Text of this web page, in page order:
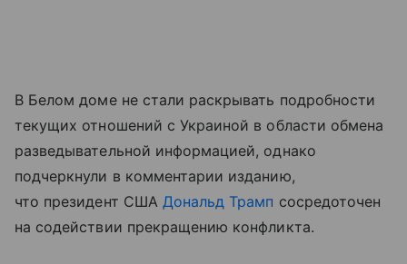
В Белом доме не стали раскрывать подробности
текущих отношений с Украиной в области обмена
разведывательной информацией, однако
подчеркнули в комментарии изданию,
что президент США Дональд Трамп сосредоточен
на содействии прекращению конфликта.